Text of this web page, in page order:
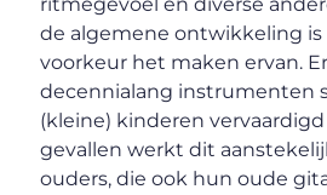
ritmegevoel en diverse
de algemene ontwikkeling is
voorkeur het maken ervan.
decennialang instrumenten
(kleine) kinderen
gevallen werkt dit
ouders, die ook hun oude